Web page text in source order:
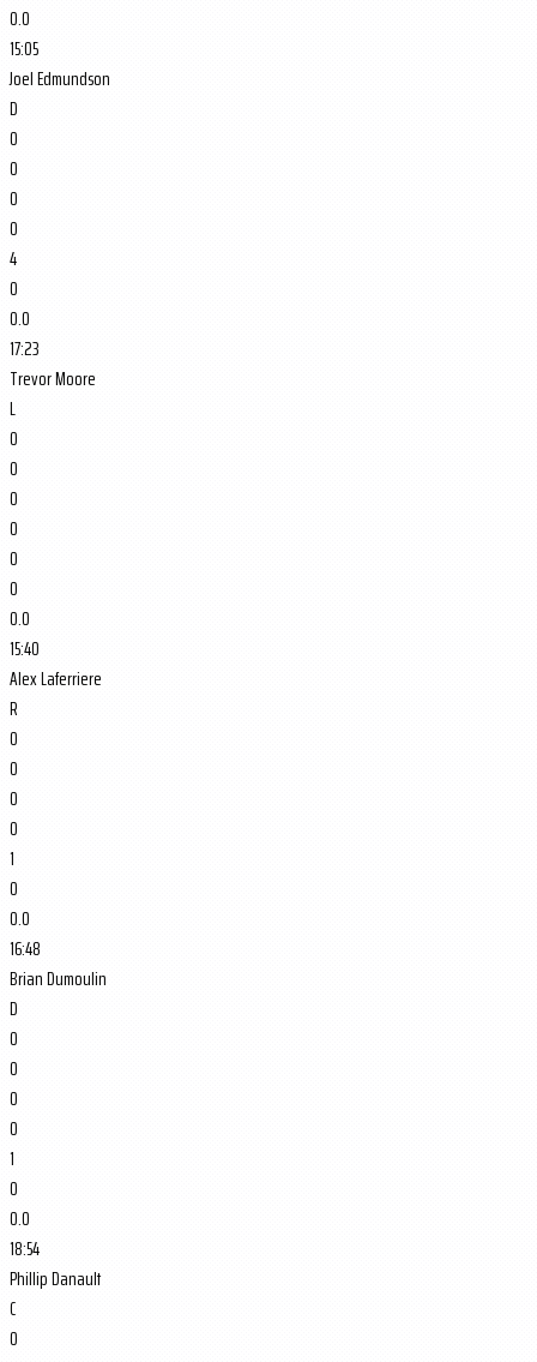
0.0
15:05
Joel Edmundson
D
0
0
0
0
4
0
0.0
17:23
Trevor Moore
L
0
0
0
0
0
0
0.0
15:40
Alex Laferriere
R
0
0
0
0
1
0
0.0
16:48
Brian Dumoulin
D
0
0
0
0
1
0
0.0
18:54
Phillip Danault
C
0